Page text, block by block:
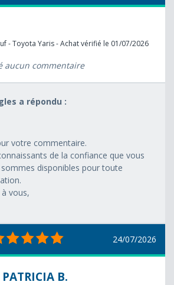
- Toyota Yaris - Achat vérifié le 01/07/2026
aucun commentaire
a répondu :
votre commentaire.
de la confiance que vous
disponibles pour toute
vous,
24/07/2026
B.